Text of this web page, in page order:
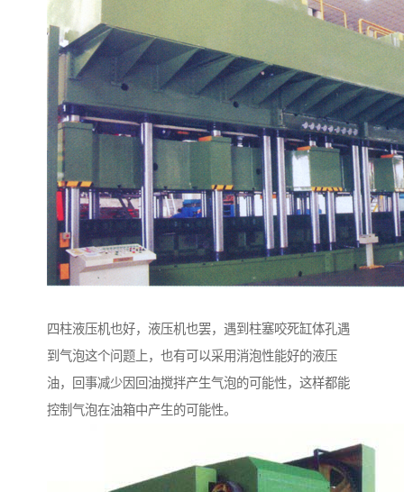
四柱液压机也好，液压机也罢，遇到柱塞咬死缸体孔遇
到气泡这个问题上，也有可以采用消泡性能好的液压
油，回事减少因回油搅拌产生气泡的可能性，这样都能
控制气泡在油箱中产生的可能性。